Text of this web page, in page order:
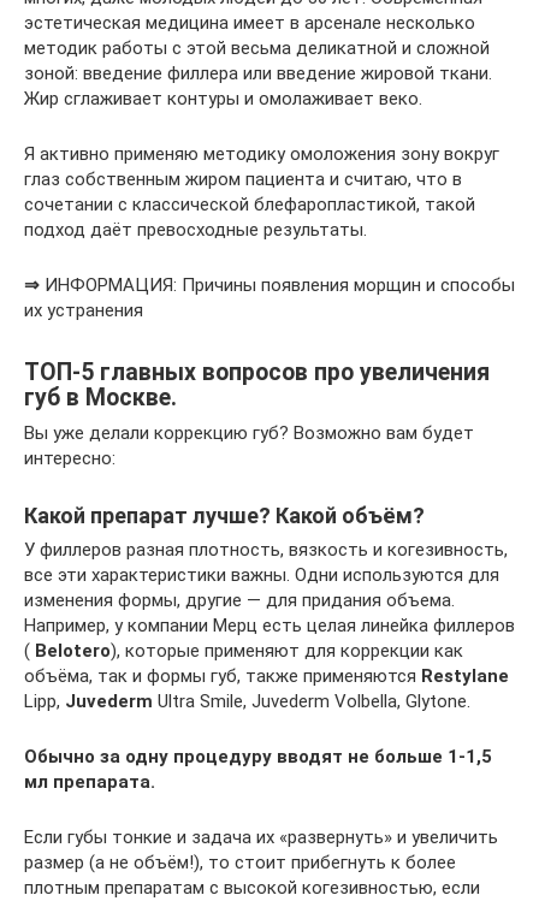
эстетическая медицина имеет в арсенале несколько
методик работы с этой весьма деликатной и сложной
зоной: введение филлера или введение жировой ткани.
Жир сглаживает контуры и омолаживает веко.
Я активно применяю методику омоложения зону вокруг
глаз собственным жиром пациента и считаю, что в
сочетании с классической блефаропластикой, такой
подход даёт превосходные результаты.
⇒ ИНФОРМАЦИЯ: Причины появления морщин и способы
их устранения
ТОП-5 главных вопросов про увеличения
губ в Москве.
Вы уже делали коррекцию губ? Возможно вам будет
интересно:
Какой препарат лучше? Какой объём?
У филлеров разная плотность, вязкость и когезивность,
все эти характеристики важны. Одни используются для
изменения формы, другие — для придания объема.
Например, у компании Мерц есть целая линейка филлеров
( Belotero), которые применяют для коррекции как
объёма, так и формы губ, также применяются Restylane
Lipp, Juvederm Ultra Smile, Juvederm Volbella, Glytone.
Обычно за одну процедуру вводят не больше 1-1,5
мл препарата.
Если губы тонкие и задача их «развернуть» и увеличить
размер (а не объём!), то стоит прибегнуть к более
плотным препаратам с высокой когезивностью, если